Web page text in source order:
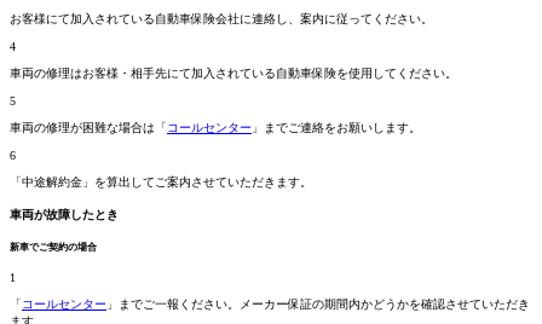
お客様にて加入されている自動車保険会社に連絡し、案内に従ってください。
4
車両の修理はお客様・相手先にて加入されている自動車保険を使用してください。
5
車両の修理が困難な場合は「コールセンター 」までご連絡をお願いします。
6
「中途解約金」を算出してご案内させていただきます。
車両が故障したとき
新車でご契約の場合
1
「コールセンター 」までご一報ください。メーカー保証の期間内かどうかを確認させていただき
ます。